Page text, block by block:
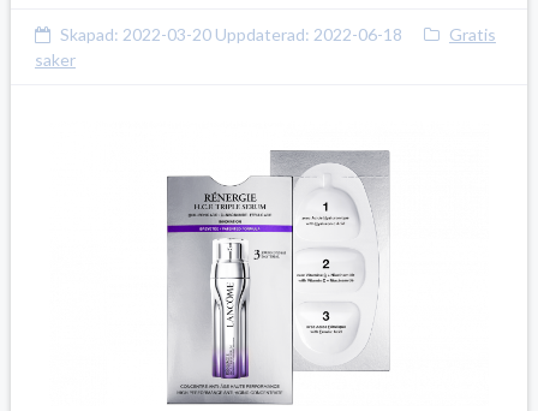
Skapad: 2022-03-20 Uppdaterad: 2022-06-18
Gratis
saker